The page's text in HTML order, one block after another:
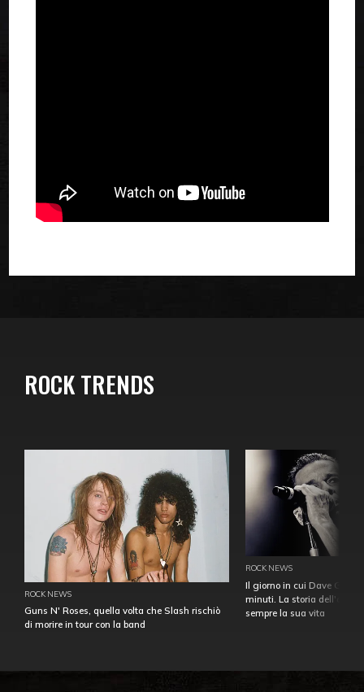
ROCK TRENDS
ROCK NEWS
Guns N' Roses, quella volta che Slash rischiò
di morire in tour con la band
ROCK NEWS
Il giorno in cui Dave
minuti. La storia
sempre la sua vita